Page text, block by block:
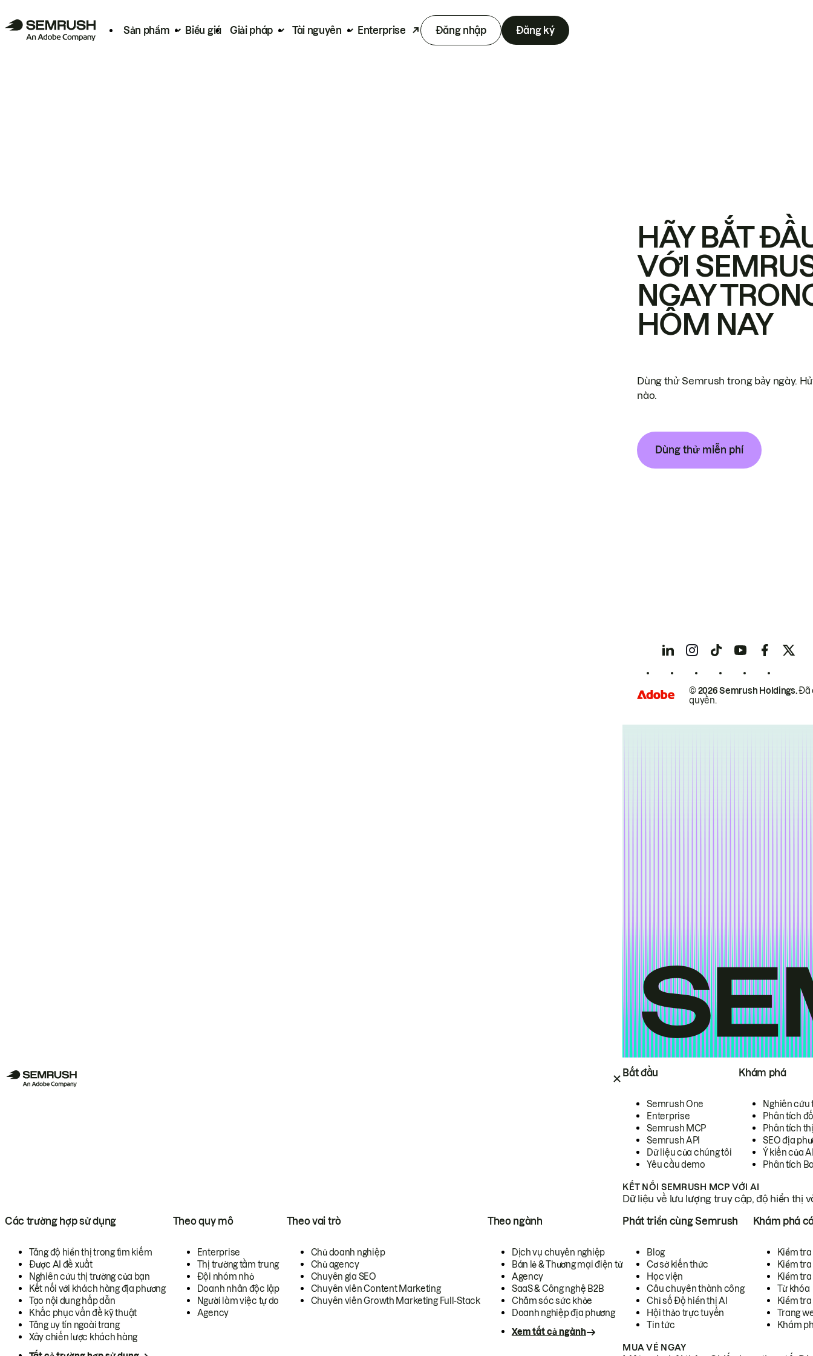
Sản phẩm Biểu giá Giải pháp Tài nguyên Enterprise Đăng nhập Đăng ký
Bắt đầu
Semrush One
Enterprise
Semrush MCP
Semrush API
Dữ liệu của chúng tôi
Yêu cầu demo
Khám phá
Nghiên cứu
Phân tích
Phân tích
SEO địa
Ý kiến của
Phân tích
KẾT NỐI SEMRUSH MCP VỚI AI
Dữ liệu về lưu lượng truy cập, độ hiển thị
Các trường hợp sử dụng
Tăng độ hiển thị trong tìm kiếm
Được AI đề xuất
Nghiên cứu thị trường của bạn
Kết nối với khách hàng địa phương
Tạo nội dung hấp dẫn
Khắc phục vấn đề kỹ thuật
Tăng uy tín ngoài trang
Xây chiến lược khách hàng
Theo quy mô
Enterprise
Thị trường tầm trung
Đội nhóm nhỏ
Doanh nhân độc lập
Người làm việc tự do
Agency
Theo vai trò
Chủ doanh nghiệp
Chủ agency
Chuyên gia SEO
Chuyên viên Content Marketing
Chuyên viên Growth Marketing Full-Stack
Theo ngành
Dịch vụ chuyên nghiệp
Bán lẻ & Thương mại điện tử
Agency
SaaS & Công nghệ B2B
Chăm sóc sức khỏe
Doanh nghiệp địa phương
Xem tất cả ngành
Phát triển cùng Semrush
Blog
Cơ sở kiến thức
Học viện
Câu chuyên thành công
Chỉ số Độ hiển thị AI
Hội thảo trực tuyến
Tin tức
Khám phá
Kiểm
Kiểm tra
Kiểm
Từ khóa
Kiểm
Trang
Khám
MUA VÉ NGAY
HÃY BẮT
VỚI
NGAY
HÔM NAY
Dùng thử Semrush trong bảy ngày.
nào.
Dùng thử miễn phí
© 2026 Semrush Holdings.Đã
quyền.